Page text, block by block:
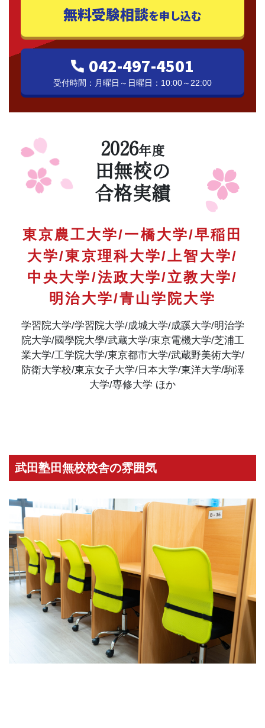
無料受験相談を申し込む
042-497-4501
受付時間：月曜日～日曜日：10:00～22:00
2026年度
田無校の
合格実績
東京農工大学/一橋大学/早稲田
大学/東京理科大学/上智大学/
中央大学/法政大学/立教大学/
明治大学/青山学院大学
学習院大学/学習院大学/成城大学/成蹊大学/明治学
院大学/國學院大學/武蔵大学/東京電機大学/芝浦工
業大学/工学院大学/東京都市大学/武蔵野美術大学/
防衛大学校/東京女子大学/日本大学/東洋大学/駒澤
大学/専修大学 ほか
武田塾田無校校舎の雰囲気